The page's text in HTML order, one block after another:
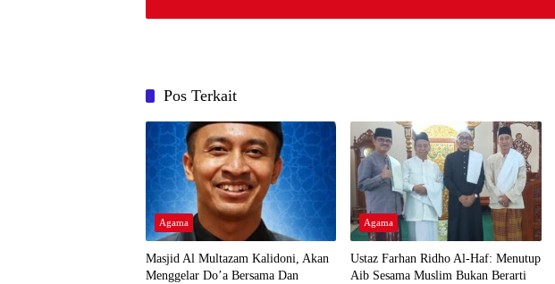
Pos Terkait
Agama
Masjid Al Multazam Kalidoni, Akan
Menggelar Do’a Bersama Dan
Agama
Ustaz Farhan Ridho Al-Haf: Menutup
Aib Sesama Muslim Bukan Berarti